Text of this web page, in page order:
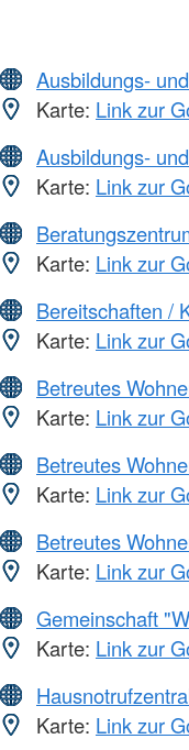
Ausbildungs-
Karte: Link zur
Ausbildungs-
Karte: Link zur
Karte: Link zur
Bereitschaften /
Karte: Link zur
Betreutes
Karte: Link zur
Betreutes
Karte: Link zur
Betreutes
Karte: Link zur
Gemeinschaft
Karte: Link zur
Karte: Link zur